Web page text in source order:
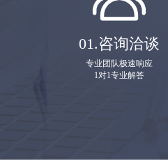
01.咨询洽谈
专业团队极速响应
1对1专业解答